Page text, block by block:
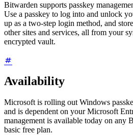
Bitwarden supports passkey
Use a passkey to log into and unlock
up as a two-step login method, and
other sites and services, all from your
encrypted vault.
Availability
Microsoft is rolling out Windows
and is dependent on your Microsoft
management is available today on any
basic free plan.